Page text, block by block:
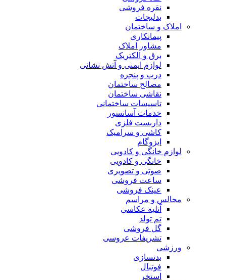
نقره فروشی
بدلیجات
املاک و ساختمان
پیمانکاری
مشاور املاک
برق و الکتریک
لوازم ایمنی و آتش نشانی
درب و پنجره
مصالح ساختمان
نقاشی ساختمان
تاسیسات ساختمانی
خدمات آسانسور
داربست فلزی
کاشی و سرامیک
ایزوگام
لوازم خانگی و کادویی
خانگی و کادویی
صوتی و تصویری
ساعت فروشی
عینک فروشی
مجالس و مراسم
آتلیه عکاسی
تم تولد
گل فروشی
تشریفات عروسی
ورزشی
بدنسازی
فوتبال
استخر